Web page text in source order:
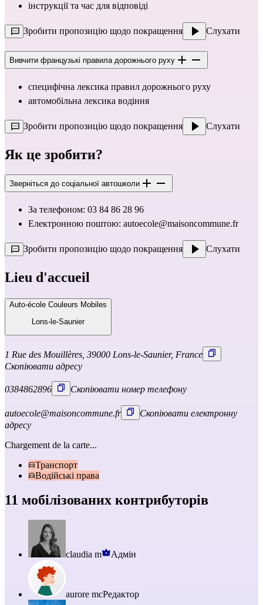
інструкції та час для відповіді
Зробити пропозицію щодо покращення Слухати
Вивчити французькі правила дорожнього руху
специфічна лексика правил дорожнього руху
автомобільна лексика водіння
Зробити пропозицію щодо покращення Слухати
Як це зробити?
Зверніться до соціальної автошколи
За телефоном: 03 84 86 28 96
Електронною поштою: autoecole@maisoncommune.fr
Зробити пропозицію щодо покращення Слухати
Lieu d'accueil
Auto-école Couleurs Mobiles
Lons-le-Saunier
1 Rue des Mouillères, 39000 Lons-le-Saunier, France
Скопіювати адресу
0384862896 Скопіювати номер телефону
autoecole@maisoncommune.fr
Скопіювати електронну
адресу
Chargement de la carte...
Транспорт
Водійські права
11 мобілізованих контрибуторів
claudia m Адмін
aurore mcРедактор